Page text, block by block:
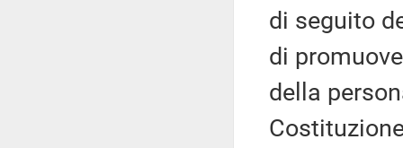
di seguito
di
della